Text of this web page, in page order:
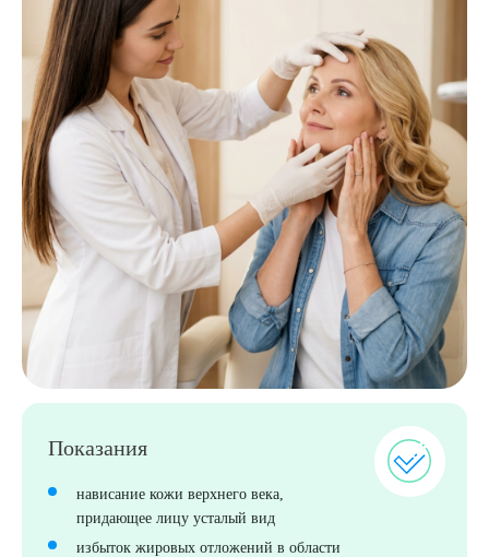
Показания
нависание кожи верхнего века,
придающее лицу усталый вид
избыток жировых отложений в области
ОТПРАВИТЬ
Я даю согласие наобработку персональных данных
Выберите сопутствующую услугу
ПОДТВЕРДИТЬ